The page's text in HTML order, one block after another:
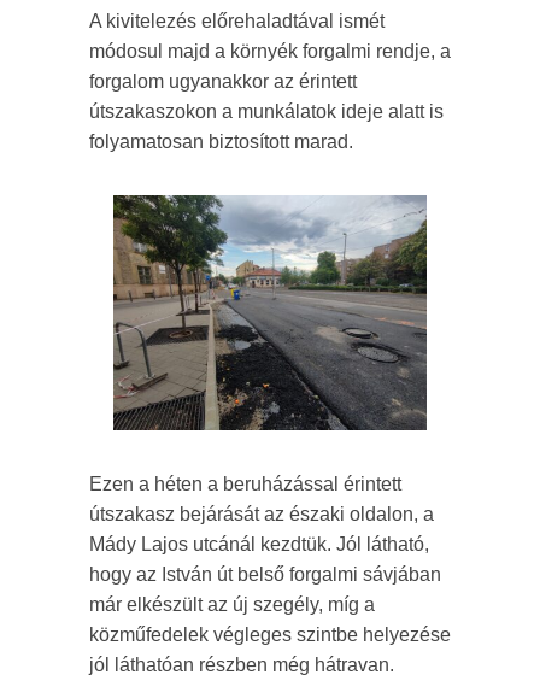
A kivitelezés előrehaladtával ismét
módosul majd a környék forgalmi rendje, a
forgalom ugyanakkor az érintett
útszakaszokon a munkálatok ideje alatt is
folyamatosan biztosított marad.
Ezen a héten a beruházással érintett
útszakasz bejárását az északi oldalon, a
Mády Lajos utcánál kezdtük. Jól látható,
hogy az István út belső forgalmi sávjában
már elkészült az új szegély, míg a
közműfedelek végleges szintbe helyezése
jól láthatóan részben még hátravan.